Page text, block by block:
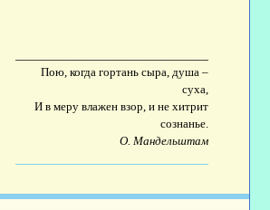
Пою, когда гортань сыра, душа –
суха,
И в меру влажен взор, и не хитрит
сознанье.
О. Мандельштам